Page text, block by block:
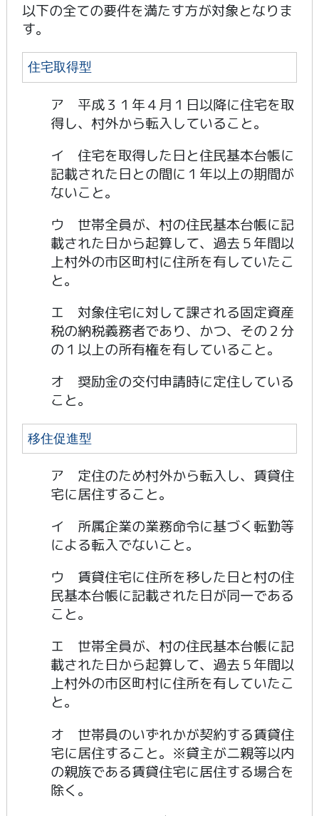
以下の全ての要件を満たす方が対象となりま
す。
住宅取得型
ア 平成３１年４月１日以降に住宅を取
得し、村外から転入していること。
イ 住宅を取得した日と住民基本台帳に
記載された日との間に１年以上の期間が
ないこと。
ウ 世帯全員が、村の住民基本台帳に記
載された日から起算して、過去５年間以
上村外の市区町村に住所を有していたこ
と。
エ 対象住宅に対して課される固定資産
税の納税義務者であり、かつ、その２分
の１以上の所有権を有していること。
オ 奨励金の交付申請時に定住している
こと。
移住促進型
ア 定住のため村外から転入し、賃貸住
宅に居住すること。
イ 所属企業の業務命令に基づく転勤等
による転入でないこと。
ウ 賃貸住宅に住所を移した日と村の住
民基本台帳に記載された日が同一である
こと。
エ 世帯全員が、村の住民基本台帳に記
載された日から起算して、過去５年間以
上村外の市区町村に住所を有していたこ
と。
オ 世帯員のいずれかが契約する賃貸住
宅に居住すること。※貸主が二親等以内
の親族である賃貸住宅に居住する場合を
除く。